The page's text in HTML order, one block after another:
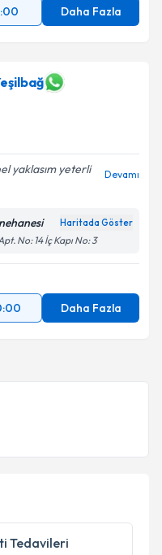
Daha Fazla
yaklasım yeterli
Devamı
Haritada Göster
No: 14 İç Kapı No: 3
Daha Fazla
Tedavileri